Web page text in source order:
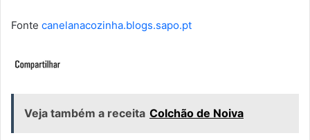
Fonte canelanacozinha.blogs.sapo.pt
Veja também a receita Colchão de Noiva